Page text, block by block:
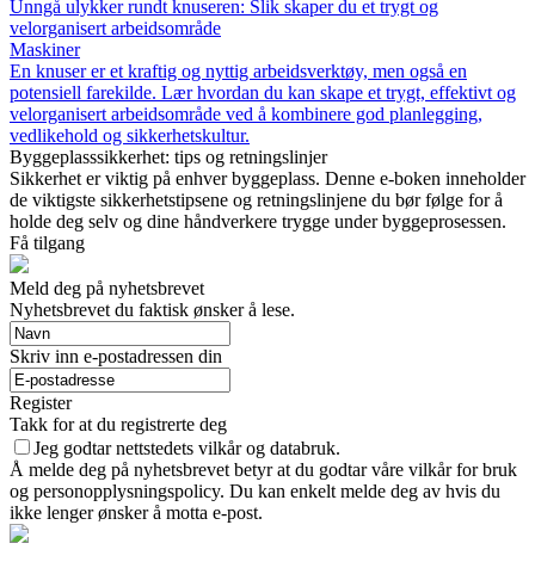
Unngå ulykker rundt knuseren: Slik skaper du et trygt og
velorganisert arbeidsområde
Maskiner
En knuser er et kraftig og nyttig arbeidsverktøy, men også en
potensiell farekilde. Lær hvordan du kan skape et trygt, effektivt og
velorganisert arbeidsområde ved å kombinere god planlegging,
vedlikehold og sikkerhetskultur.
Byggeplasssikkerhet: tips og retningslinjer
Sikkerhet er viktig på enhver byggeplass. Denne e-boken inneholder
de viktigste sikkerhetstipsene og retningslinjene du bør følge for å
holde deg selv og dine håndverkere trygge under byggeprosessen.
Få tilgang
Meld deg på nyhetsbrevet
Nyhetsbrevet du faktisk ønsker å lese.
Skriv inn e-postadressen din
Register
Takk for at du registrerte deg
Jeg godtar nettstedets vilkår og databruk.
Å melde deg på nyhetsbrevet betyr at du godtar våre vilkår for bruk
og personopplysningspolicy. Du kan enkelt melde deg av hvis du
ikke lenger ønsker å motta e-post.